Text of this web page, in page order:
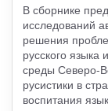
В сборнике
исследований
решения
русского языка
среды Северо-
русистики в
воспитания